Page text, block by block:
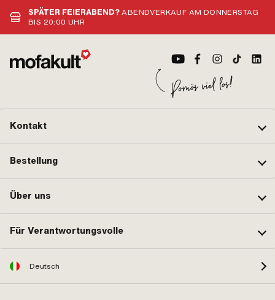
Standard
Bezeichnung: 20 x
Bezeichnung: 21 x 2 "
Ausf. der Puch OEM-
Puch OEM-Nr.:
Alternative Ausf. der
SPÄTER FEIERABEND?ABENDVERKAUF AM DONNERSTAG
BIS 20:00 UHR
Kontakt
Bestellung
Über uns
Für Verantwortungsvolle
Deutsch